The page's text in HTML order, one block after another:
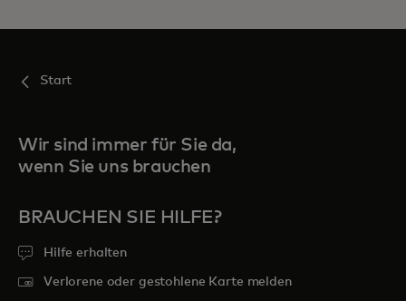
Start
Wir sind immer für Sie da,
wenn Sie uns brauchen
BRAUCHEN SIE HILFE?
Hilfe erhalten
Verlorene oder gestohlene Karte melden